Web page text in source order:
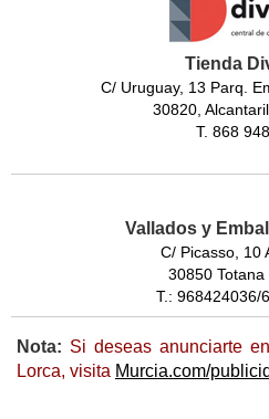
Tienda
C/ Uruguay, 13 Parq.
30820,
T. 868
Vallados y
C/ Picasso, 10
30850 Totana
T.: 968424036/
Nota: Si deseas anunciarte
Lorca, visita Murcia.com/